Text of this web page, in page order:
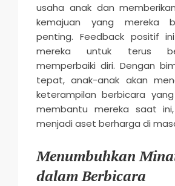
usaha anak dan
kemajuan yang mereka
penting. Feedback positif
mereka untuk terus
memperbaiki diri. Dengan
tepat, anak-anak akan
keterampilan berbicara
membantu mereka saat
menjadi aset berharga di
Menumbuhkan
dalam Berbicara